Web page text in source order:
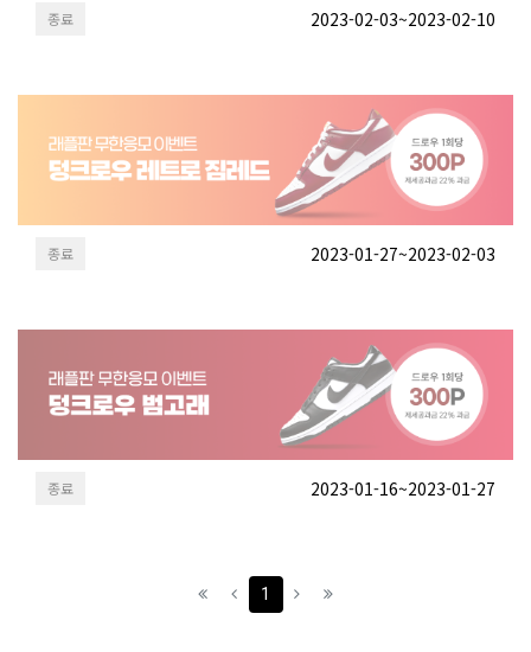
종료 2023-02-03~2023-02-10
종료 2023-01-27~2023-02-03
종료 2023-01-16~2023-01-27
1 (current)